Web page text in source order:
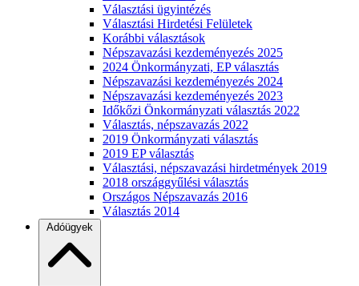
Választási ügyintézés
Választási Hirdetési Felületek
Korábbi választások
Népszavazási kezdeményezés 2025
2024 Önkormányzati, EP választás
Népszavazási kezdeményezés 2024
Népszavazási kezdeményezés 2023
Időkőzi Önkormányzati választás 2022
Választás, népszavazás 2022
2019 Önkormányzati választás
2019 EP választás
Választási, népszavazási hirdetmények 2019
2018 országgyűlési választás
Országos Népszavazás 2016
Választás 2014
Adóügyek